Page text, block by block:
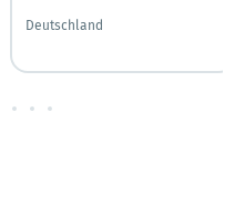
Deutschland